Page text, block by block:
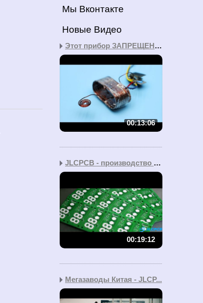
Мы Вконтакте
Новые Видео
Этот прибор ЗАПРЕЩЕН во...
00:13:06
JLCPCB - производство д...
00:19:12
Мегазаводы Китая - JLCP...